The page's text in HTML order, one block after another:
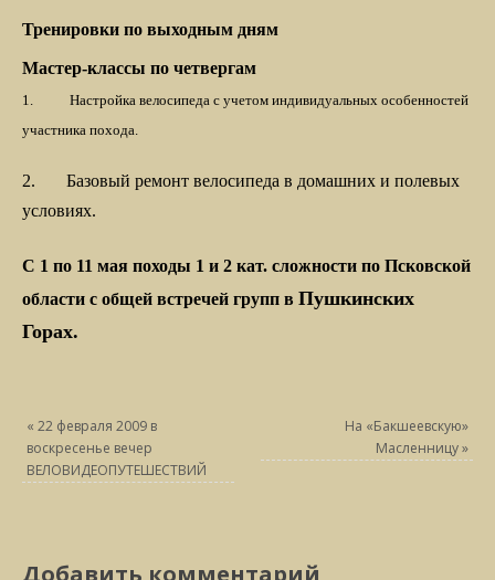
Тренировки по выходным дням
Мастер-классы по четвергам
1.
Настройка велосипеда с учетом индивидуальных особенностей
участника похода.
2.Базовый ремонт велосипеда в домашних и полевых
условиях.
С 1 по 11 мая походы 1 и 2 кат. сложности поПсковской
области с общей встречей групп вПушкинских
Горах.
« 22 февраля 2009 в
воскресенье вечер
ВЕЛОВИДЕОПУТЕШЕСТВИЙ
На «Бакшеевскую»
Масленницу»
Добавить комментарий